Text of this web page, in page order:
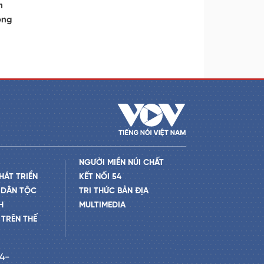
TRIỂN
TỘC
THẾ
NGƯỜI MIỀN NÚI CHẤT
KẾT NỐI 54
TRI THỨC BẢN ĐỊA
MULTIMEDIA